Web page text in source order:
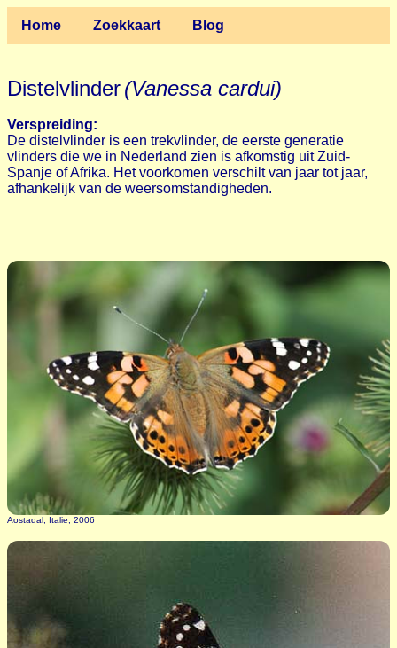
Home Zoekkaart Blog
Distelvlinder(Vanessa cardui)
Verspreiding:
De distelvlinder is een trekvlinder, de eerste generatie
vlinders die we in Nederland zien is afkomstig uit Zuid-
Spanje of Afrika. Het voorkomen verschilt van jaar tot jaar,
afhankelijk van de weersomstandigheden.
Aostadal, Italie, 2006